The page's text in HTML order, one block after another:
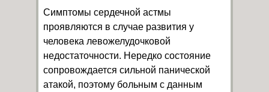
Симптомы сердечной астмы
проявляются в случае развития у
человека левожелудочковой
недостаточности. Нередко состояние
сопровождается сильной панической
атакой, поэтому больным с данным